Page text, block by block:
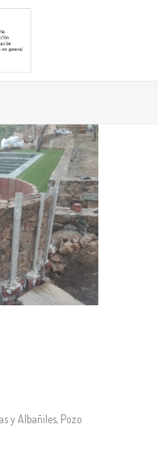
y Albañiles, Pozo